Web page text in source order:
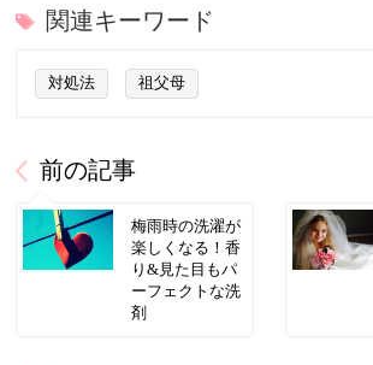
関連キーワード
対処法 祖父母
前の記事
梅雨時の洗濯が
楽しくなる！香
り&見た目もパ
ーフェクトな洗
剤